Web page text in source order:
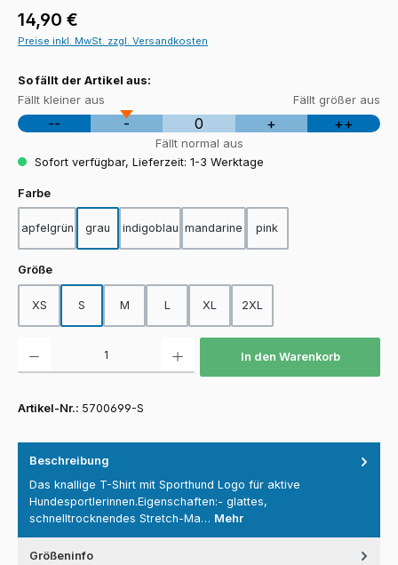
Regulärer Preis:
14,90 €
Preise inkl. MwSt. zzgl. Versandkosten
So fällt der Artikel aus:
Fällt kleiner aus Fällt größer aus
-- - 0 + ++
Fällt normal aus
Sofort verfügbar, Lieferzeit: 1-3 Werktage
Farbeauswählen
apfelgrün grau indigoblau mandarine pink
Größeauswählen
XS S M L XL 2XL
In den Warenkorb
Artikel-Nr.: 5700699-S
Beschreibung
Das knallige T-Shirt mit Sporthund Logo für aktive
Hundesportlerinnen.Eigenschaften:- glattes,
schnelltrocknendes Stretch-Ma… Mehr
Größeninfo